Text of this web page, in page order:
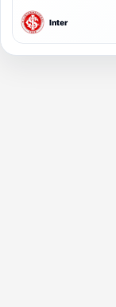
Inter